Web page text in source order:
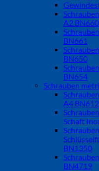
A2 BN660
BN661
BN650
BN654
Schrauben
A4 BN612
Schaft
BN1350
BN4719